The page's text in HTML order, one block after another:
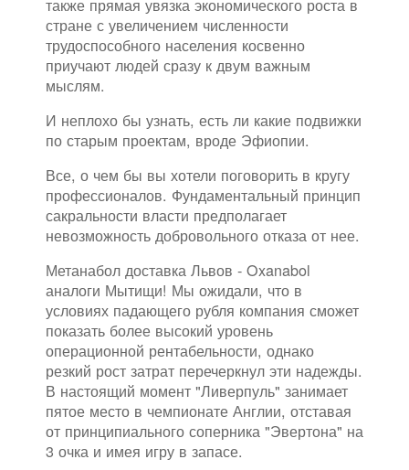
также прямая увязка экономического роста в
стране с увеличением численности
трудоспособного населения косвенно
приучают людей сразу к двум важным
мыслям.
И неплохо бы узнать, есть ли какие подвижки
по старым проектам, вроде Эфиопии.
Все, о чем бы вы хотели поговорить в кругу
профессионалов. Фундаментальный принцип
сакральности власти предполагает
невозможность добровольного отказа от нее.
Метанабол доставка Львов - Oxanabol
аналоги Мытищи! Мы ожидали, что в
условиях падающего рубля компания сможет
показать более высокий уровень
операционной рентабельности, однако
резкий рост затрат перечеркнул эти надежды.
В настоящий момент "Ливерпуль" занимает
пятое место в чемпионате Англии, отставая
от принципиального соперника "Эвертона" на
3 очка и имея игру в запасе.